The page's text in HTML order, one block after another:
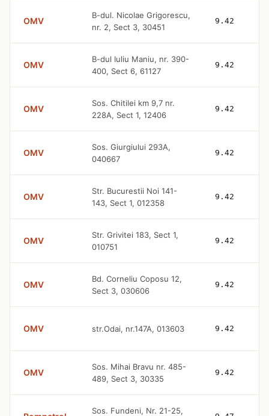
OMV
B-dul. Nicolae Grigorescu,
nr. 2, Sect 3, 30451
9.42
OMV
B-dul Iuliu Maniu, nr. 390-
400, Sect 6, 61127
9.42
OMV
Sos. Chitilei km 9,7 nr.
228A, Sect 1, 12406
9.42
OMV
Sos. Giurgiului 293A,
040667
9.42
OMV
Str. Bucurestii Noi 141-
143, Sect 1, 012358
9.42
OMV
Str. Grivitei 183, Sect 1,
010751
9.42
OMV
Bd. Corneliu Coposu 12,
Sect 3, 030606
9.42
OMV str.Odai, nr.147A, 013603 9.42
OMV
Sos. Mihai Bravu nr. 485-
489, Sect 3, 30335
9.42
Sos. Fundeni, Nr. 21-25,